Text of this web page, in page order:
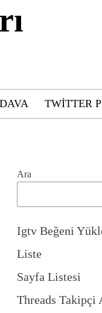
TWITTER
Ara
Igtv Beğeni
Liste
Sayfa Listesi
Threads Takipçi